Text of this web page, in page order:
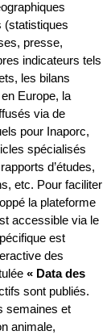
(statistiques
presse,
indicateurs tels
les bilans
Europe, la
via de
pour Inaporc,
spécialisés
d’études,
etc. Pour faciliter
la plateforme
accessible via le
est
des
« Data des
sont publiés.
semaines et
animale,